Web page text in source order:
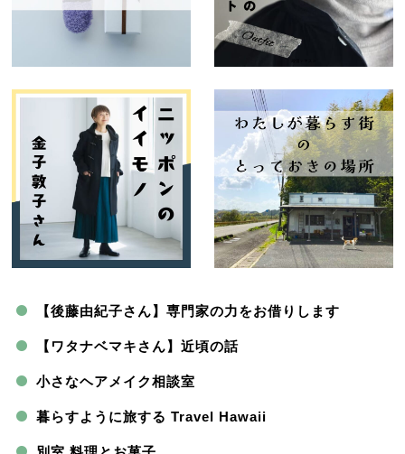
【後藤由紀子さん】専門家の力をお借りします
【ワタナベマキさん】近頃の話
小さなヘアメイク相談室
暮らすように旅する Travel Hawaii